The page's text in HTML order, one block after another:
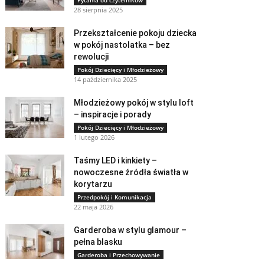
28 sierpnia 2025
Przekształcenie pokoju dziecka
w pokój nastolatka – bez
rewolucji
Pokój Dziecięcy i Młodzieżowy
14 października 2025
Młodzieżowy pokój w stylu loft
– inspiracje i porady
Pokój Dziecięcy i Młodzieżowy
1 lutego 2026
Taśmy LED i kinkiety –
nowoczesne źródła światła w
korytarzu
Przedpokój i Komunikacja
22 maja 2026
Garderoba w stylu glamour –
pełna blasku
Garderoba i Przechowywanie